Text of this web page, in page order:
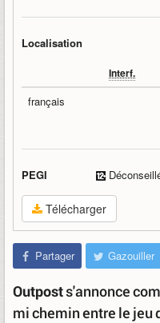
Localisation
Interf.
français
PEGI
Télécharger
Partager Gazouiller
Outposts'annonce
mi chemin entre le jeu